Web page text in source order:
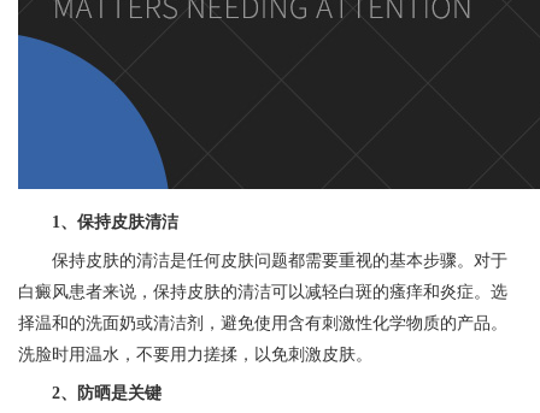
1、保持皮肤清洁
保持皮肤的清洁是任何皮肤问题都需要重视的基本步骤。对于
白癜风患者来说，保持皮肤的清洁可以减轻白斑的瘙痒和炎症。选
择温和的洗面奶或清洁剂，避免使用含有刺激性化学物质的产品。
洗脸时用温水，不要用力搓揉，以免刺激皮肤。
2、防晒是关键